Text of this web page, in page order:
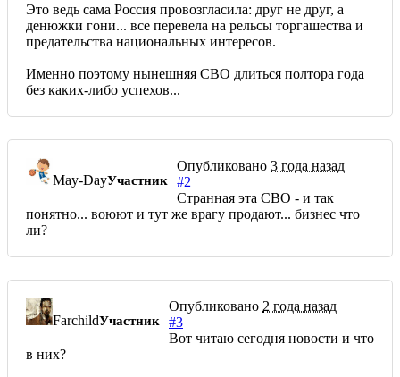
Это ведь сама Россия провозгласила: друг не друг, а
денюжки гони... все перевела на рельсы торгашества и
предательства национальных интересов.
Именно поэтому нынешняя СВО длиться полтора года
без каких-либо успехов...
May-DayУчастник
Опубликовано 3 года назад
#2
Странная эта СВО - и так
понятно... воюют и тут же врагу продают... бизнес что
ли?
FarchildУчастник
Опубликовано 2 года назад
#3
Вот читаю сегодня новости и что
в них?